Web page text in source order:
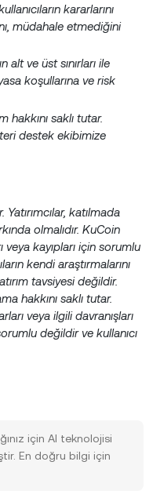
kararlarını
müdahale etmediğini
alt ve üst sınırları ile
koşullarına ve risk
saklı tutar.
destek ekibimize
Yatırımcılar, katılmada
olmalıdır. KuCoin
veya kayıpları için sorumlu
kendi araştırmalarını
tavsiyesi değildir.
hakkını saklı tutar.
veya ilgili davranışları
değildir ve kullanıcı
için AI teknolojisi
En doğru bilgi için